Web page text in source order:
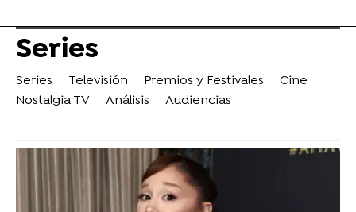
Series
Series Televisión Premios y Festivales
Cine
Nostalgia TV
Análisis Audiencias